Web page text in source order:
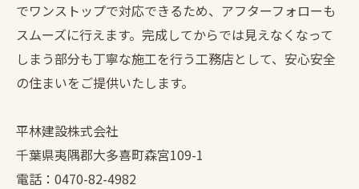
でワンストップで対応できるため、アフターフォローも
スムーズに行えます。完成してからでは見えなくなって
しまう部分も丁寧な施工を行う工務店として、安心安全
の住まいをご提供いたします。
平林建設株式会社
千葉県夷隅郡大多喜町森宮109-1
電話：0470-82-4982